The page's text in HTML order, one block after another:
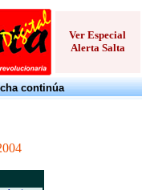
Ver Especial
Alerta Salta
continúa